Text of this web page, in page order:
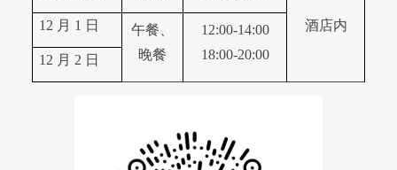
酒店内
12 月 1 日
午餐、
晚餐
12:00-14:00
18:00-20:00
12 月 2 日